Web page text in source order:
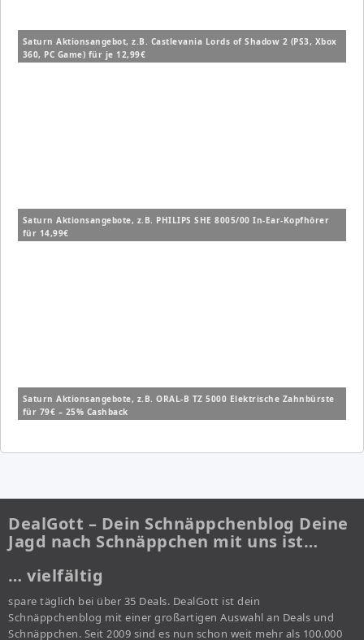
Saturn Aktionsangebot, z.B. Castlevania Lords of Shadow 2 (PS3, Xbox
360, PC Game) für je 12,99€
Saturn Aktionsangebote, z.B. PHILIPS SHE 8005/00 In-Ear-Kopfhörer
für 14,99€
Saturn Aktionsangebote, z.B. ORAL-B TZ 5000 Elektrische Zahnbürste
für 79€ – 25% Cashback
DealGott – Dein Schnäppchenblog Deine
Jagd nach Schnäppchen mit uns ist…
… vielfältig
spare täglich bei über 35 Deals. DealGott ist dein
Schnäppchenblog mit einer großartigen Auswahl an Deals und
Schnäppchen. Seit 2009 sind es nun schon weit mehr als 100.000